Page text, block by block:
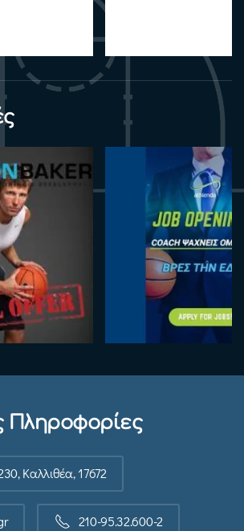
Πληροφορίες
Καλλιθέα, 17672
210-95.32.600-2